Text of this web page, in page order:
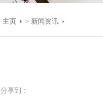
主页 > 新闻资讯
分享到：